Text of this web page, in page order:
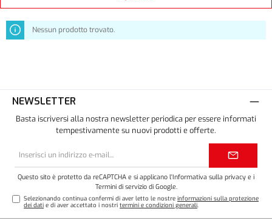
Nessun prodotto trovato.
NEWSLETTER
Basta iscriversi alla nostra newsletter periodica per essere informati
tempestivamente su nuovi prodotti e offerte.
e-
Questo sito è protetto da reCAPTCHA e si applicano l'Informativa sulla privacy e i
Termini di serviziodi Google.
Selezionando continua confermi di aver letto le nostreinformazioni sulla protezione
dei dati e di aver accettato i nostritermini e condizioni generali.